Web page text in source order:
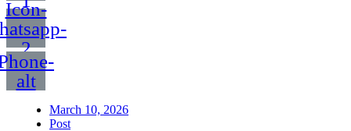
Icon-
2
alt
March 10, 2026
Post